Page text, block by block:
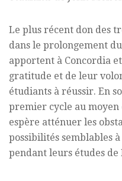
Le plus récent don des
dans le prolongement
apportent à Concordia
gratitude et de leur
étudiants à réussir. En
premier cycle au moyen
espère atténuer les
possibilités semblables
pendant leurs études de